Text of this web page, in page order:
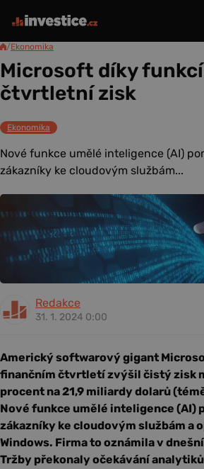
/Ekonomika
Microsoft díky
čtvrtletní zisk
Ekonomika
Nové funkce umělé inteligence (AI)
zákazníky ke cloudovým službám...
Redakce
31. 1. 2024 0:00
Americký softwarový gigant
finančním čtvrtletí zvýšil čistý zisk
procent na 21,9 miliardy dolarů
Nové funkce umělé inteligence (AI)
zákazníky ke cloudovým službám a
Windows. Firma to oznámila v
Tržby překonaly očekávání